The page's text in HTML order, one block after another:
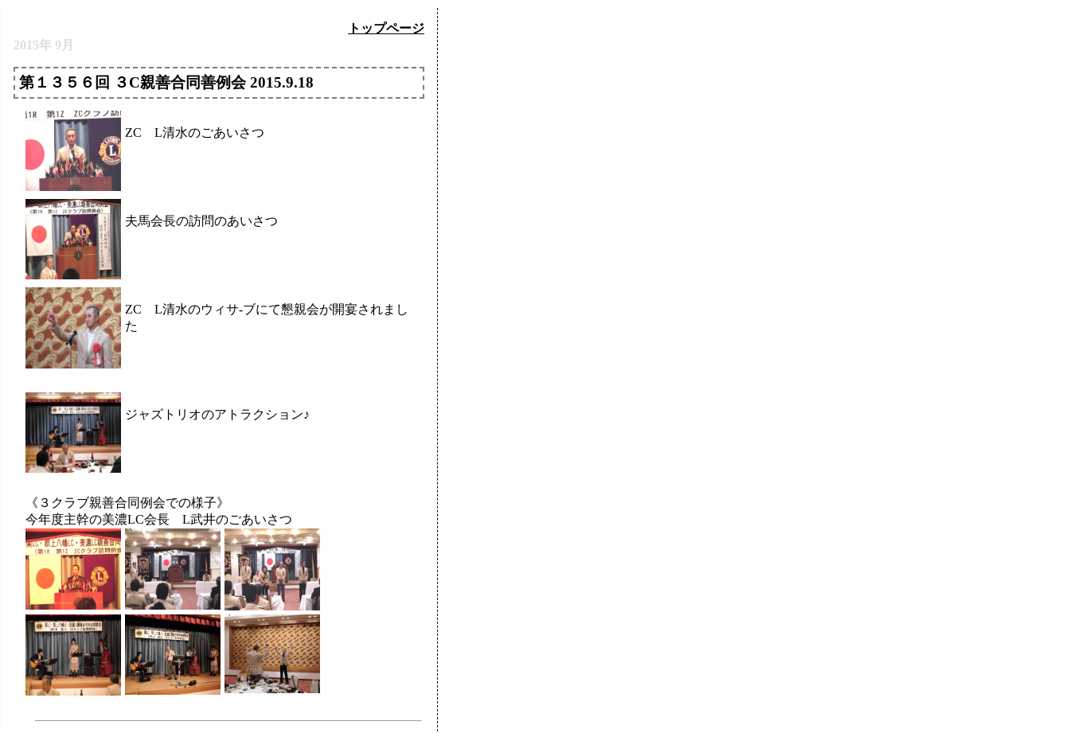
トップページ
2015年 9月
第１３５６回 ３C親善合同善例会 2015.9.18
ZC L清水のごあいさつ
夫馬会長の訪問のあいさつ
ZC L清水のウィサ-ブにて懇親会が開宴されまし
た
ジャズトリオのアトラクション♪
《３クラブ親善合同例会での様子》
今年度主幹の美濃LC会長 L武井のごあいさつ